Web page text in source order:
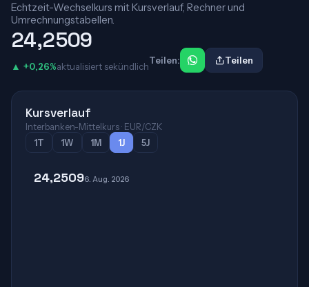
Echtzeit-Wechselkurs mit Kursverlauf, Rechner und
Umrechnungstabellen.
24,2509
▲ +0,26%aktualisiert sekündlich
Teilen: Teilen
Kursverlauf
Interbanken-Mittelkurs · EUR/CZK
1T
1W 1M 1J 5J
24,25096. Aug. 2026